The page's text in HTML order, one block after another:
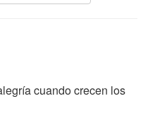
cuando crecen los